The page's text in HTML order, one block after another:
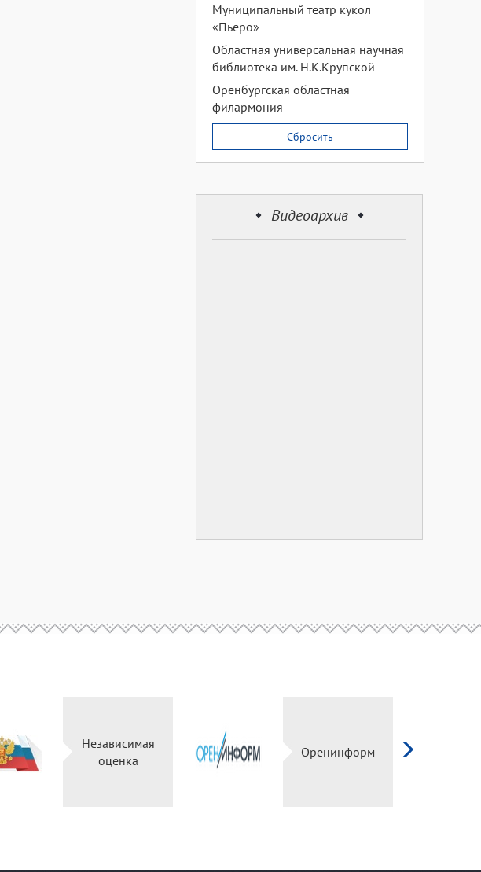
Муниципальный театр кукол
«Пьеро»
Областная универсальная научная
библиотека им. Н.К.Крупской
Оренбургская областная
филармония
Сбросить
Видеоархив
Независимая
оценка
Оренинформ